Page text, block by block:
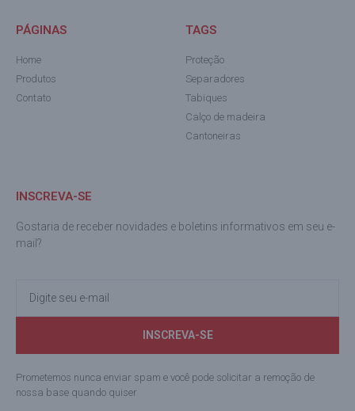
PÁGINAS
Home
Produtos
Contato
TAGS
Proteção
Separadores
Tabiques
Calço de madeira
Cantoneiras
INSCREVA-SE
Gostaria de receber novidades e boletins informativos em seu e-
mail?
INSCREVA-SE
Prometemos nunca enviar spam e você pode solicitar a remoção de
nossa base quando quiser